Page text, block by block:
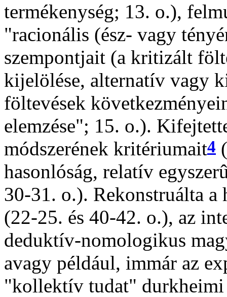
termékenység; 13. o.),
"racionális (ész- vagy
szempontjait (a kritizált
kijelölése, alternatív vagy
föltevések
elemzése"; 15. o.).
módszerének kritériumait4
hasonlóság, relatív
30-31. o.). Rekonstruálta
(22-25. és 40-42. o.), az
deduktív-nomologikus
avagy például, immár az
"kollektív tudat"